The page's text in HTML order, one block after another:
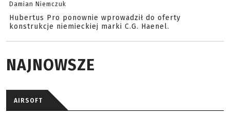
Damian Niemczuk
Hubertus Pro ponownie wprowadził do oferty
konstrukcje niemieckiej marki C.G. Haenel.
NAJNOWSZE
AIRSOFT